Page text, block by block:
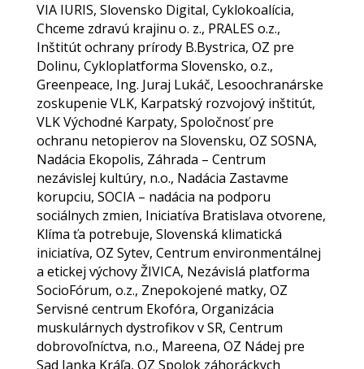
VIA IURIS, Slovensko Digital, Cyklokoalícia,
Chceme zdravú krajinu o. z., PRALES o.z.,
Inštitút ochrany prírody B.Bystrica, OZ pre
Dolinu, Cykloplatforma Slovensko, o.z.,
Greenpeace, Ing. Juraj Lukáč, Lesoochranárske
zoskupenie VLK, Karpatský rozvojový inštitút,
VLK Východné Karpaty, Spoločnosť pre
ochranu netopierov na Slovensku, OZ SOSNA,
Nadácia Ekopolis, Záhrada – Centrum
nezávislej kultúry, n.o., Nadácia Zastavme
korupciu, SOCIA – nadácia na podporu
sociálnych zmien, Iniciatíva Bratislava otvorene,
Klíma ťa potrebuje, Slovenská klimatická
iniciatíva, OZ Sytev, Centrum environmentálnej
a etickej výchovy ŽIVICA, Nezávislá platforma
SocioFórum, o.z., Znepokojené matky, OZ
Servisné centrum Ekofóra, Organizácia
muskulárnych dystrofikov v SR, Centrum
dobrovoľníctva, n.o., Mareena, OZ Nádej pre
Sad Janka Kráľa, OZ Spolok záhoráckych